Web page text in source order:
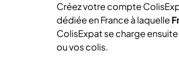
Créez votre compte
dédiée en France à laquelle
ColisExpat se charge
ou vos colis.